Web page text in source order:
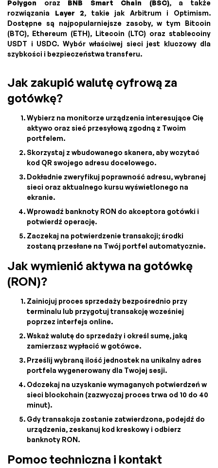
Polygon oraz BNB Smart Chain (BSC), a także
rozwiązania Layer 2, takie jak Arbitrum i Optimism.
Dostępne są najpopularniejsze zasoby, w tym Bitcoin
(BTC), Ethereum (ETH), Litecoin (LTC) oraz stablecoiny
USDT i USDC. Wybór właściwej sieci jest kluczowy dla
szybkości i bezpieczeństwa transferu.
Jak zakupić walutę cyfrową za
gotówkę?
Wybierz na monitorze urządzenia interesujące Cię
aktywo oraz sieć przesyłową zgodną z Twoim
portfelem.
Skorzystaj z wbudowanego skanera, aby wczytać
kod QR swojego adresu docelowego.
Dokładnie zweryfikuj poprawność adresu, wybranej
sieci oraz aktualnego kursu wyświetlonego na
ekranie.
Wprowadź banknoty RON do akceptora gotówki i
potwierdź operację.
Zaczekaj na potwierdzenie transakcji; środki
zostaną przesłane na Twój portfel automatycznie.
Jak wymienić aktywa na gotówkę
(RON)?
Zainicjuj proces sprzedaży bezpośrednio przy
terminalu lub przygotuj transakcję wcześniej
poprzez interfejs online.
Wskaż walutę do sprzedaży i określ sumę, jaką
zamierzasz wypłacić w gotówce.
Prześlij wybraną ilość jednostek na unikalny adres
portfela wygenerowany dla Twojej sesji.
Odczekaj na uzyskanie wymaganych potwierdzeń w
sieci blockchain (zazwyczaj proces trwa od 10 do 40
minut).
Gdy transakcja zostanie zatwierdzona, podejdź do
urządzenia, zeskanuj kod kreskowy i odbierz
banknoty RON.
Pomoc techniczna i kontakt